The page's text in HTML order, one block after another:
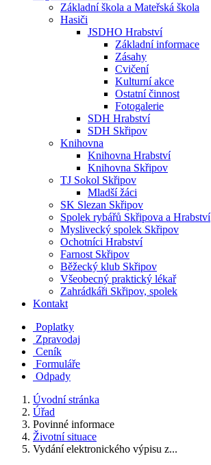
Základní škola a Mateřská škola
Hasiči
JSDHO Hrabství
Základní informace
Zásahy
Cvičení
Kulturní akce
Ostatní činnost
Fotogalerie
SDH Hrabství
SDH Skřipov
Knihovna
Knihovna Hrabství
Knihovna Skřipov
TJ Sokol Skřipov
Mladší žáci
SK Slezan Skřipov
Spolek rybářů Skřipova a Hrabství
Myslivecký spolek Skřipov
Ochotníci Hrabství
Farnost Skřipov
Běžecký klub Skřipov
Všeobecný praktický lékař
Zahrádkáři Skřipov, spolek
Kontakt
Poplatky
Zpravodaj
Ceník
Formuláře
Odpady
Úvodní stránka
Úřad
Povinné informace
Životní situace
Vydání elektronického výpisu z...